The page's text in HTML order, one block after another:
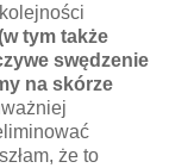
tym także
swędzenie
na skórze
że to